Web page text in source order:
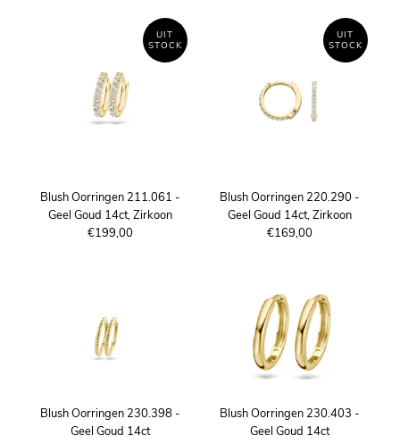
UIT
STOCK
Blush Oorringen 211.061 -
Geel Goud 14ct, Zirkoon
€199,00
UIT
STOCK
Blush Oorringen 220.290 -
Geel Goud 14ct, Zirkoon
€169,00
Blush Oorringen 230.398 -
Geel Goud 14ct
Blush Oorringen 230.403 -
Geel Goud 14ct